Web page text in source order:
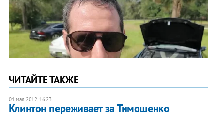
ЧИТАЙТЕ ТАКЖЕ
01 мая 2012, 16:23
Клинтон переживает за Тимошенко